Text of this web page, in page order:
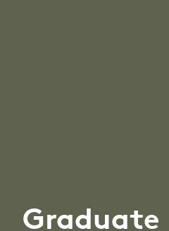
Graduate